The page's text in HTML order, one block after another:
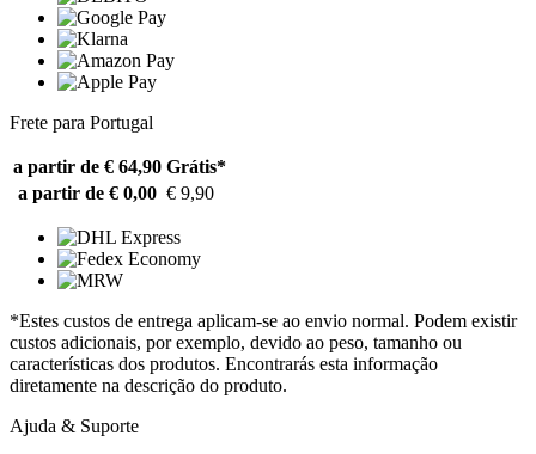
Frete para Portugal
a partir de € 64,90 Grátis*
a partir de € 0,00 € 9,90
*Estes custos de entrega aplicam-se ao envio normal. Podem existir
custos adicionais, por exemplo, devido ao peso, tamanho ou
características dos produtos. Encontrarás esta informação
diretamente na descrição do produto.
Ajuda & Suporte